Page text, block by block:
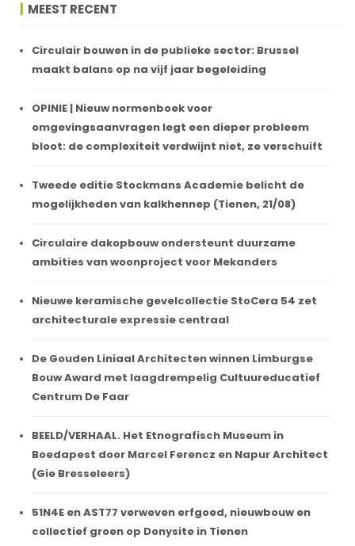
MEEST RECENT
Circulair bouwen in de publieke sector: Brussel
maakt balans op na vijf jaar begeleiding
OPINIE | Nieuw normenboek voor
omgevingsaanvragen legt een dieper probleem
bloot: de complexiteit verdwijnt niet, ze verschuift
Tweede editie Stockmans Academie belicht de
mogelijkheden van kalkhennep (Tienen, 21/08)
Circulaire dakopbouw ondersteunt duurzame
ambities van woonproject voor Mekanders
Nieuwe keramische gevelcollectie StoCera 54 zet
architecturale expressie centraal
De Gouden Liniaal Architecten winnen Limburgse
Bouw Award met laagdrempelig Cultuureducatief
Centrum De Faar
BEELD/VERHAAL. Het Etnografisch Museum in
Boedapest door Marcel Ferencz en Napur Architect
(Gie Bresseleers)
51N4E en AST77 verweven erfgoed, nieuwbouw en
collectief groen op Donysite in Tienen